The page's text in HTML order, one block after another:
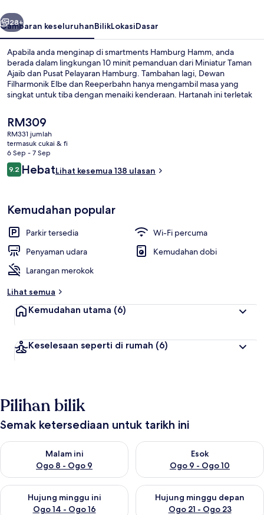
Seterusnya
28+
Gambaran keseluruhanBilikLokasiDasar
Apabila anda menginap di smartments Hamburg Hamm, anda
berada dalam lingkungan 10 minit pemanduan dari Miniatur Taman
Ajaib dan Pusat Pelayaran Hamburg. Tambahan lagi, Dewan
Filharmonik Elbe dan Reeperbahn hanya mengambil masa yang
singkat untuk tiba dengan menaiki kenderaan. Hartanah ini terletak
Bahn ialah 6 minit dan Burgstrasse U-Bahn ialah 8 minit.
Harga
semasa
ialah
RM309
RM309
RM331 jumlah
termasuk cukai & fi
6 Sep - 7 Sep
Ulasan
9.29.2 daripada 10
HebatLihat kesemua 138 ulasan
Kemudahan popular
Parkir tersedia
Wi-Fi percuma
Penyaman udara
Kemudahan dobi
Larangan merokok
Lihat semua
Kemudahan utama (6)
Keselesaan seperti di rumah (6)
Pilihan bilik
Semak ketersediaan untuk tarikh ini
Malam ini
Ogo 8 - Ogo 9
Semak ketersediaan untuk malam ini Ogo 8 - Ogo 9
Esok
Ogo 9 - Ogo 10
Semak ketersediaan untuk
Hujung minggu ini
Ogo 14 - Ogo 16
Semak ketersediaan untuk hujung minggu ini Ogo 14 - Ogo 16
Hujung minggu depan
Ogo 21 - Ogo 23
Semak ketersediaan untuk